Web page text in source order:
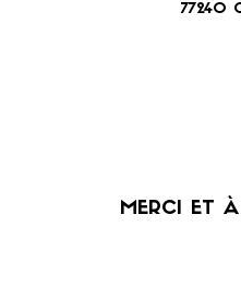
77240
​MERCI ET